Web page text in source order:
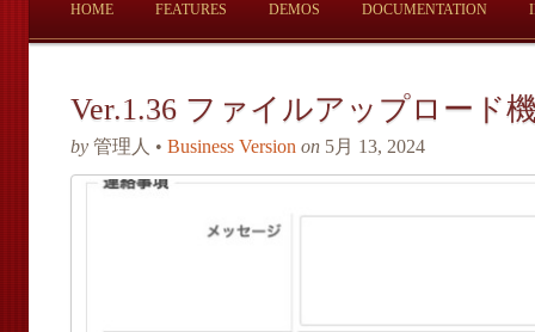
HOME FEATURES DEMOS DOCUMENTATION
Ver.1.36 ファイルアップロード
by 管理人 • Business Version on 5月 13, 2024